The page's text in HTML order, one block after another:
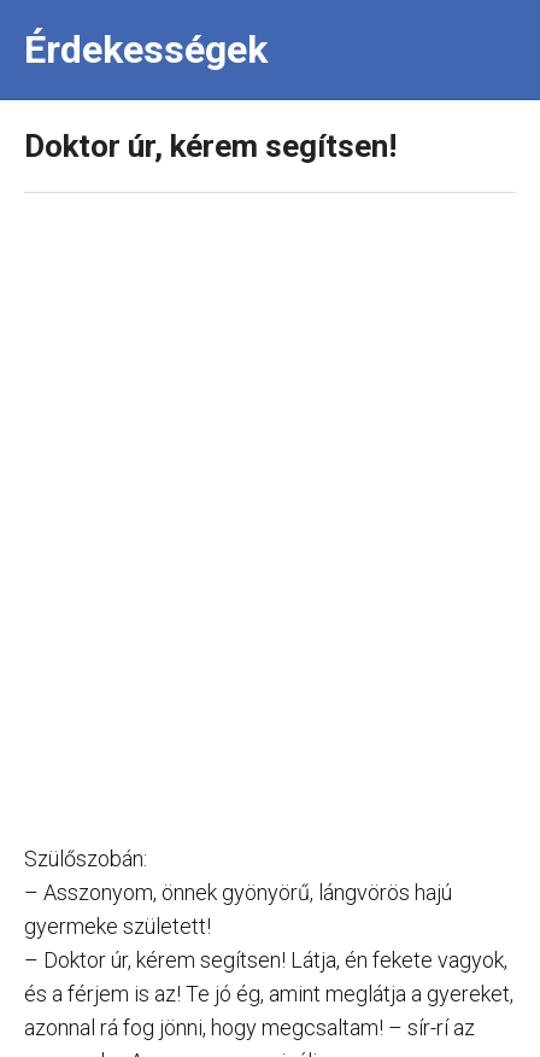
Érdekességek
Doktor úr, kérem segítsen!
Szülőszobán:
– Asszonyom, önnek gyönyörű, lángvörös hajú
gyermeke született!
– Doktor úr, kérem segítsen! Látja, én fekete vagyok,
és a férjem is az! Te jó ég, amint meglátja a gyereket,
azonnal rá fog jönni, hogy megcsaltam! – sír-rí az